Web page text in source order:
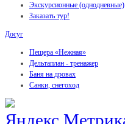
Экскурсионные (однодневные)
Заказать тур!
Досуг
Пещера «Нежная»
Дельтаплан - тренажер
Баня на дровах
Cанки, снегоход